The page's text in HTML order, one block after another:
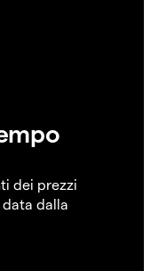
dei prezzi
dalla